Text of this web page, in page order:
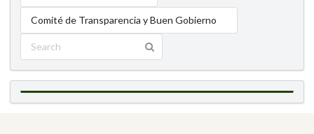
Comité de Transparencia y Buen Gobierno